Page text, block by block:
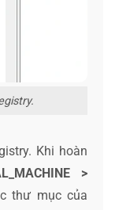
Khi hoàn
>
thư mục của